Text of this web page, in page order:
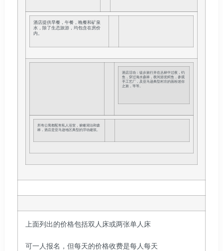
酒店提供早餐，午餐，晚餐和矿泉
水，除了生态旅游，均包含在房价
内。
酒店活动：徒步旅行并在丛林中过夜，钓
鱼，穿过淹水森林，夜间游览鳄鱼，参观
手工艺厂，及亚马逊典型村庄的面粉迷你
之旅，等等。
所有公寓都配有私人浴室，俯瞰湖泊和森
林，酒店是亚马逊地区典型的浮动建筑。
上面列出的价格包括双人床或两张单人床
可一人报名，但每天的价格收费是每人每天